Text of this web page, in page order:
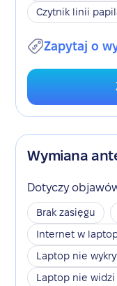
Czytnik linii
Zapytaj o
Wymiana
Dotyczy
Brak zasięgu
Internet w
Laptop nie
Laptop nie